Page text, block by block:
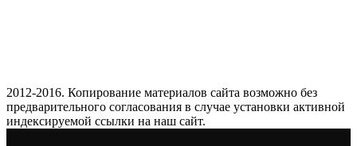
2012-2016. Копирование материалов сайта возможно без
предварительного согласования в случае установки активной
индексируемой ссылки на наш сайт.